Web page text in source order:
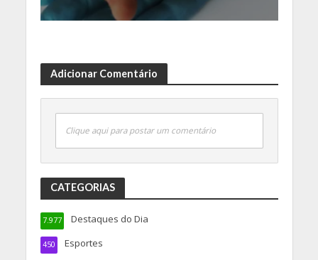
Adicionar Comentário
Clique aqui para postar um comentário
CATEGORIAS
Destaques do Dia
7.977
Esportes
450